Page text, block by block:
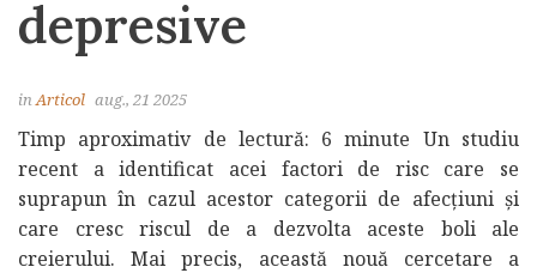
depresive
inArticol aug., 21 2025
Timp aproximativ de lectură: 6 minute Un studiu
recent a identificat acei factori de risc care se
suprapun în cazul acestor categorii de afecțiuni și
care cresc riscul de a dezvolta aceste boli ale
creierului. Mai precis, această nouă cercetare a